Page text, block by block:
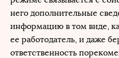
него дополнительные
информацию в том виде,
ее работодатель, и даже
ответственность